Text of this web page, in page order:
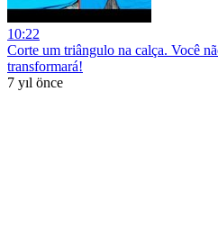
10:22
Corte um triângulo na calça. Você
transformará!
7 yıl önce